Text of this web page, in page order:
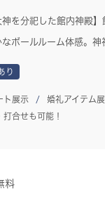
神を分祀した館内神殿
ボールルーム体感。神
り
ト展示 婚礼アイテム
合せも可能！
料